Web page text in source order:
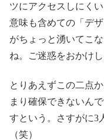
ツにアクセスしにく
意味も含めての「デ
がちょっと湧いてこ
ね。ご迷惑をおかけし
とりあえずこの二点
まり確保できないん
すという。さすがに3
（笑）